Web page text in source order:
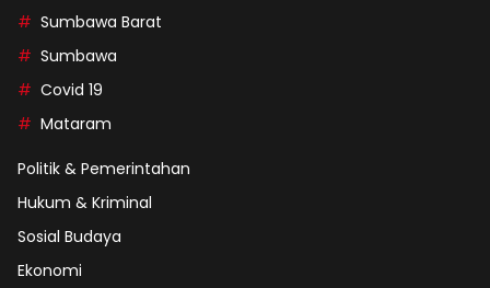
Sumbawa Barat
Sumbawa
Covid 19
Mataram
Politik & Pemerintahan
Hukum & Kriminal
Sosial Budaya
Ekonomi